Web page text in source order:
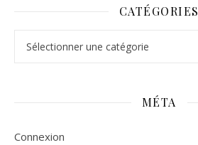
CATÉGORIES
MÉTA
Connexion